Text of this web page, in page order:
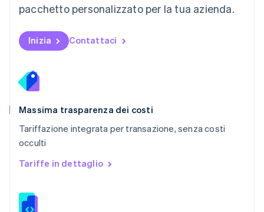
pacchetto personalizzato per la tua azienda.
Inizia Contattaci
Massima trasparenza dei costi
Tariffazione integrata per transazione, senza costi
occulti
Tariffe in dettaglio
NederlandsEnglish
English
Portogallo
RAS di Hong Kong, Cina
English
English
English
Romania
English
Slovacchia